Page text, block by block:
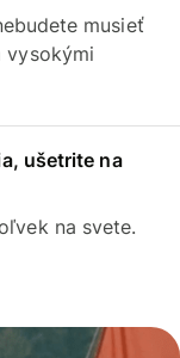
musieť
vysokými
ušetrite na
na svete.